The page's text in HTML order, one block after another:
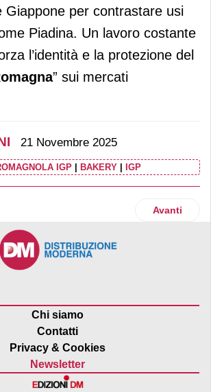
Giappone per contrastare usi
Piadina. Un lavoro costante
l’identità e la protezione del
” sui mercati
21 Novembre 2025
IGP BAKERY IGP
Forum della distribuzione moderna.
Articolo
Avanti
Chi siamo
Contatti
Privacy & Cookies
Newsletter